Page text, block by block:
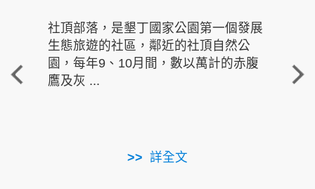
社頂部落，是墾丁國家公園第一個發展
生態旅遊的社區，鄰近的社頂自然公
園，每年9、10月間，數以萬計的赤腹
鷹及灰 ...
詳全文
重
走進